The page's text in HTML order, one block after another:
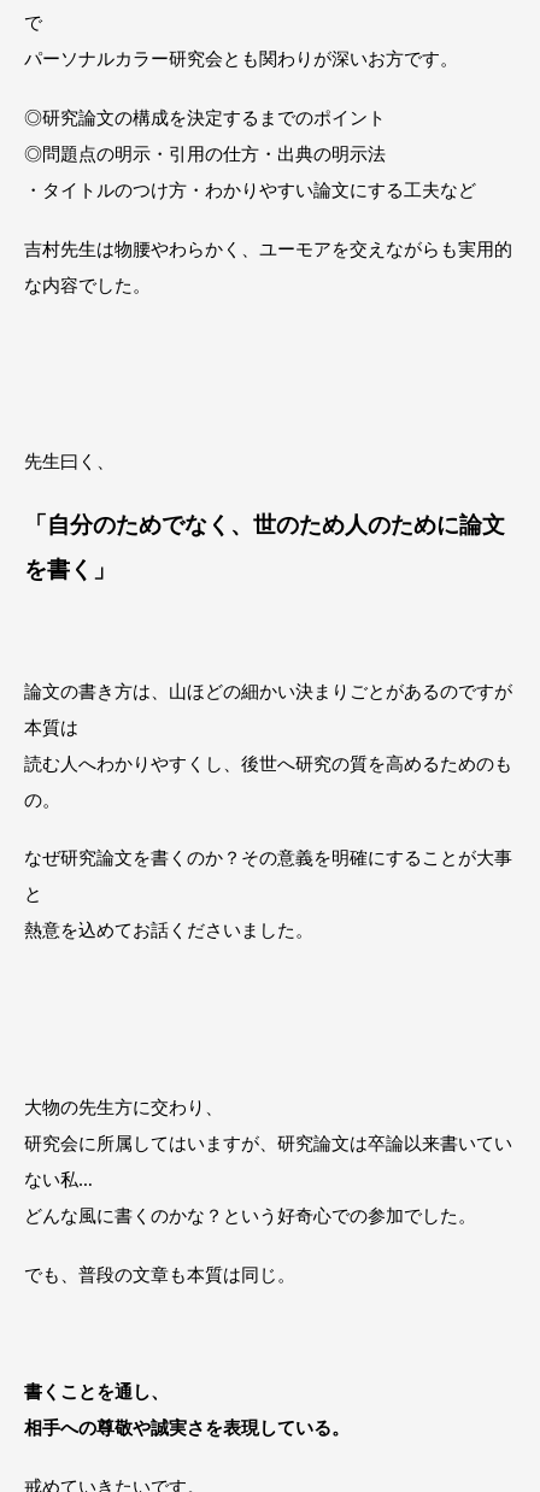
で
パーソナルカラー研究会とも関わりが深いお方です。
◎研究論文の構成を決定するまでのポイント
◎問題点の明示・引用の仕方・出典の明示法
・タイトルのつけ方・わかりやすい論文にする工夫など
吉村先生は物腰やわらかく、ユーモアを交えながらも実用的
な内容でした。
先生曰く、
「自分のためでなく、世のため人のために論文
を書く」
論文の書き方は、山ほどの細かい決まりごとがあるのですが
本質は
読む人へわかりやすくし、後世へ研究の質を高めるためのも
の。
なぜ研究論文を書くのか？その意義を明確にすることが大事
と
熱意を込めてお話くださいました。
大物の先生方に交わり、
研究会に所属してはいますが、研究論文は卒論以来書いてい
ない私…
どんな風に書くのかな？という好奇心での参加でした。
でも、普段の文章も本質は同じ。
書くことを通し、
相手への尊敬や誠実さを表現している。
戒めていきたいです。